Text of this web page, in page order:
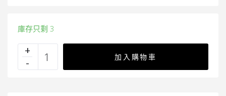
庫存只剩 3
加入購物車